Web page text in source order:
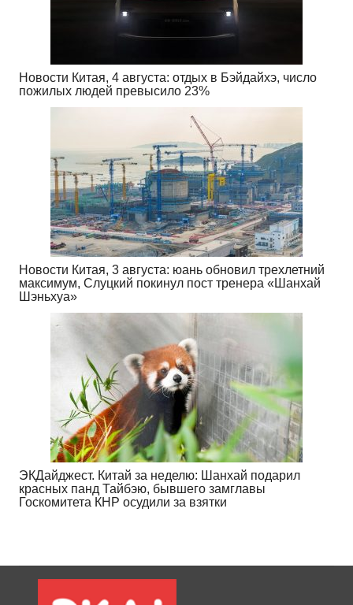
Новости Китая, 4 августа: отдых в Бэйдайхэ, число
пожилых людей превысило 23%
Новости Китая, 3 августа: юань обновил трехлетний
максимум, Слуцкий покинул пост тренера «Шанхай
Шэньхуа»
ЭКДайджест. Китай за неделю: Шанхай подарил
красных панд Тайбэю, бывшего замглавы
Госкомитета КНР осудили за взятки